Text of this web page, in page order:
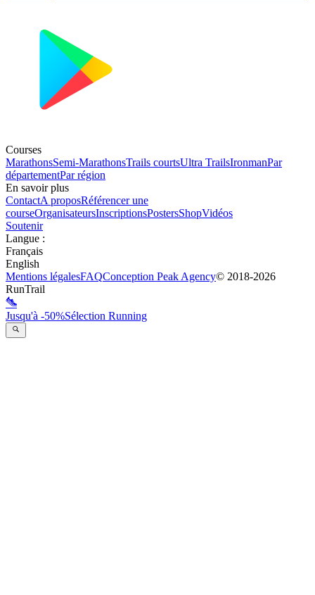
Courses
MarathonsSemi-MarathonsTrails courtsUltra TrailsIronmanPar
départementPar région
En savoir plus
ContactA proposRéférencer une
courseOrganisateursInscriptionsPostersShopVidéos
Soutenir
Langue :
Français
English
Mentions légalesFAQConception Peak Agency© 2018-2026
RunTrail
Jusqu'à -50%Sélection Running